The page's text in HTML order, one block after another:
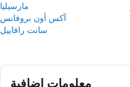
مارسيليا
آكس أون بروفانس
سانت رافاييل
معلومات إضافية